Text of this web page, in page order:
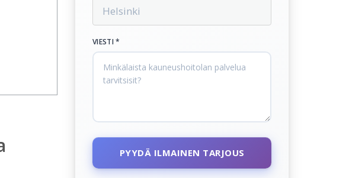
VIESTI *
PYYDÄ ILMAINEN TARJOUS